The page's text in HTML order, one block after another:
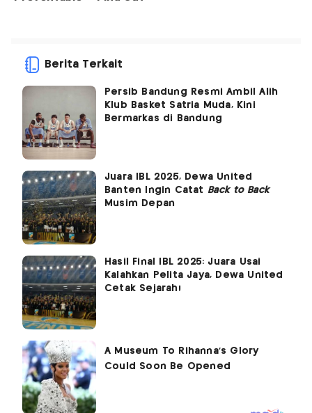
Berita Terkait
Persib Bandung Resmi Ambil Alih
Klub Basket Satria Muda, Kini
Bermarkas di Bandung
Juara IBL 2025, Dewa United
Banten Ingin Catat Back to Back
Musim Depan
Hasil Final IBL 2025: Juara Usai
Kalahkan Pelita Jaya, Dewa United
Cetak Sejarah!